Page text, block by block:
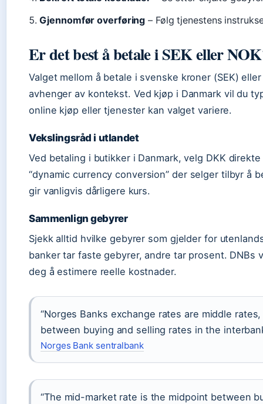
Gjennomfør overføring – Følg tjenestens
Er det best å betale i SEK eller
Valget mellom å betale i svenske kroner (SEK)
avhenger av kontekst. Ved kjøp i Danmark vil du
online kjøp eller tjenester kan valget variere.
Vekslingsråd i utlandet
Ved betaling i butikker i Danmark, velg DKK
“dynamic currency conversion” der selger tilbyr å
gir vanligvis dårligere kurs.
Sammenlign gebyrer
Sjekk alltid hvilke gebyrer som gjelder for
banker tar faste gebyrer, andre tar prosent. DNBs
deg å estimere reelle kostnader.
“Norges Banks exchange rates are middle
between buying and selling rates in the
Norges Bank sentralbank
“The mid-market rate is the midpoint between